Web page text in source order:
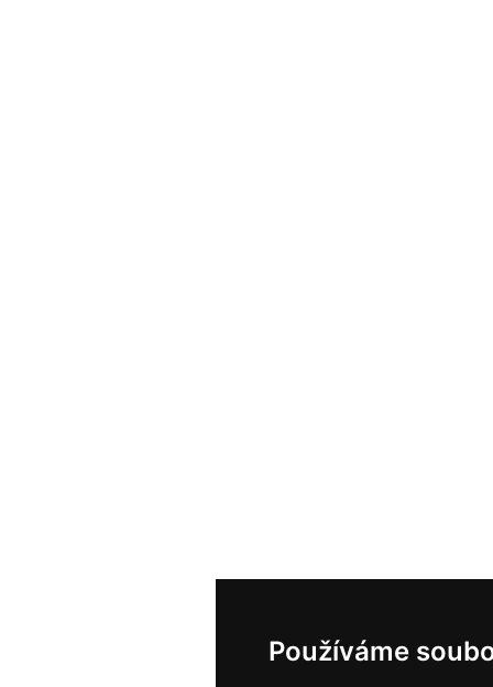
Používáme